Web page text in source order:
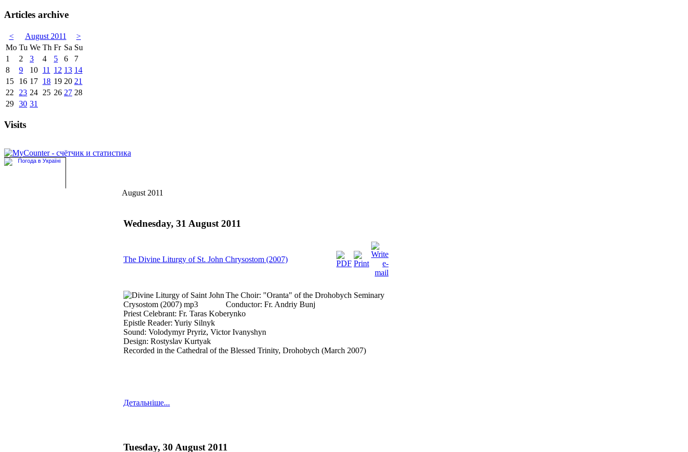
Articles archive
< August 2011
>
Mo Tu We Th Fr Sa Su
1
2 3 4 5 6
7
8
9 10 11 12 13 14
15
16 17 18 19 20 21
22
23 24 25 26 27 28
29 30 31
Visits
August 2011
Wednesday, 31 August 2011
The Divine Liturgy of St. John Chrysostom (2007)
The Choir: "Oranta" of the Drohobych Seminary
Conductor: Fr. Andriy Bunj
Priest Celebrant: Fr. Taras Koberynko
Epistle Reader: Yuriy Silnyk
Sound: Volodymyr Pryriz, Victor Ivanyshyn
Design: Rostyslav Kurtyak
Recorded in the Cathedral of the Blessed Trinity, Drohobych (March 2007)
Детальніше...
Tuesday, 30 August 2011